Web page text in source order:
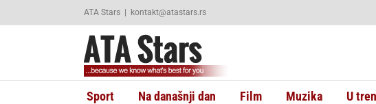
ATA Stars | kontakt@atastars.rs
Sport Na današnji dan Film Muzika U